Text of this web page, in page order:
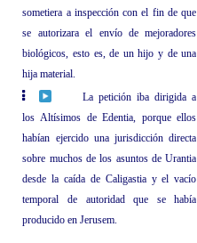
sometiera a inspección con el fin de que
se autorizara el envío de mejoradores
biológicos, esto es, de un hijo y de una
hija material.
La petición iba dirigida a
los Altísimos de Edentia, porque ellos
habían ejercido una jurisdicción directa
sobre muchos de los asuntos de Urantia
desde la caída de Caligastia y el vacío
temporal de autoridad que se había
producido en Jerusem.